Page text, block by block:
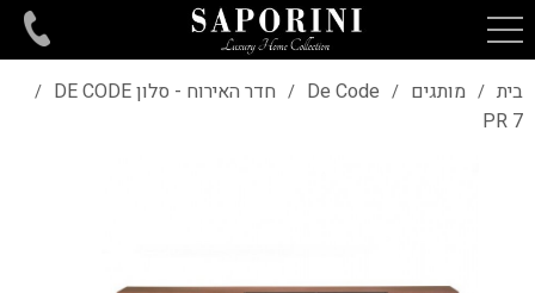
בית / מותגים /
De Code
/ חדר האירוח - סלון DE CODE /
PR 7